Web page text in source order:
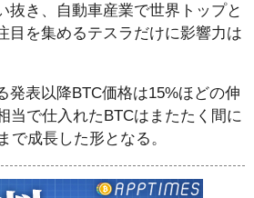
抜き、自動車産業で世界トップと
目を集めるテスラだけに影響力は
発表以降BTC価格は15%ほどの伸
当で仕入れたBTCはまたたく間に
で成長した形となる。